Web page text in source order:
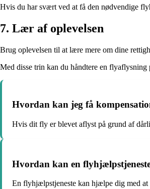
Hvis du har svært ved at få den nødvendige
7. Lær af oplevelsen
Brug oplevelsen til at lære mere om dine
Med disse trin kan du håndtere en
Hvordan kan jeg få
Hvis dit fly er blevet aflyst på grund af
Hvordan kan en
En flyhjælpstjeneste kan hjælpe dig med